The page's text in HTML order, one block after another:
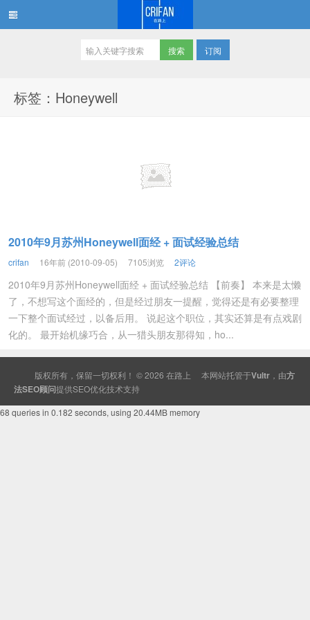
订阅
标签：Honeywell
2010年9月苏州Honeywell面经 + 面试经验总结
crifan 16年前 (2010-09-05) 7105浏览 2评论
2010年9月苏州Honeywell面经 + 面试经验总结 【前奏】 本来是太懒
了，不想写这个面经的，但是经过朋友一提醒，觉得还是有必要整理
一下整个面试经过，以备后用。 说起这个职位，其实还算是有点戏剧
化的。 最开始机缘巧合，从一猎头朋友那得知，ho...
版权所有，保留一切权利！ © 2026 在路上 本网站托管于Vultr ，由方
法SEO顾问提供SEO优化技术支持
68 queries in 0.182 seconds, using 20.44MB memory